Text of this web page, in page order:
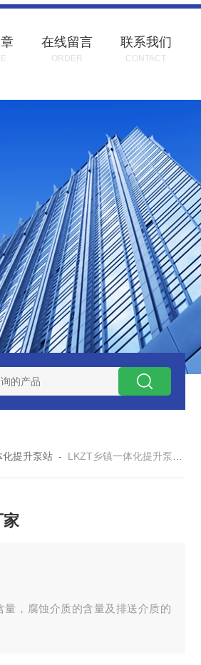
在线留言
ORDER
联系我们
CONTACT
水处理器设备 LK康复医院污水处理
化提升泵站 - LKZT乡镇一体化提升泵站厂家
家
，腐蚀介质的含量及排送介质的